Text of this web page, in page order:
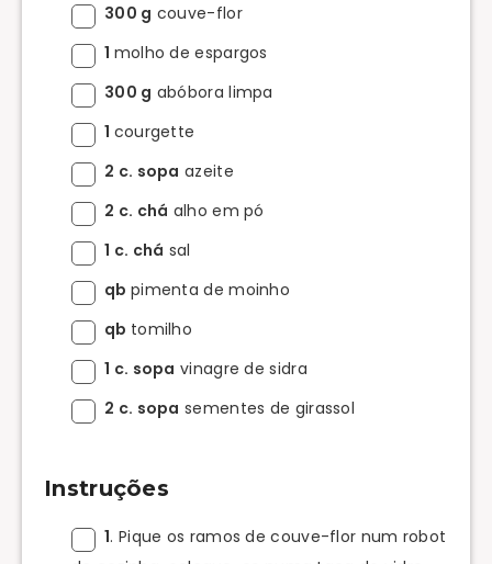
300 g couve-flor
1 molho de espargos
300 g abóbora limpa
1 courgette
2 c. sopa azeite
2 c. chá alho em pó
1 c. chá sal
qb pimenta de moinho
qb tomilho
1 c. sopa vinagre de sidra
2 c. sopa sementes de girassol
Instruções
1. Pique os ramos de couve-flor num robot